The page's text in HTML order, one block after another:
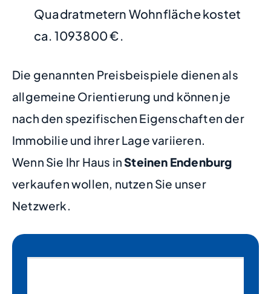
Quadratmetern Wohnfläche kostet
ca. 1093800 €.
Die genannten Preisbeispiele dienen als
allgemeine Orientierung und können je
nach den spezifischen Eigenschaften der
Immobilie und ihrer Lage variieren.
Wenn Sie Ihr Haus inSteinen Endenburg
verkaufen wollen, nutzen Sie unser
Netzwerk.